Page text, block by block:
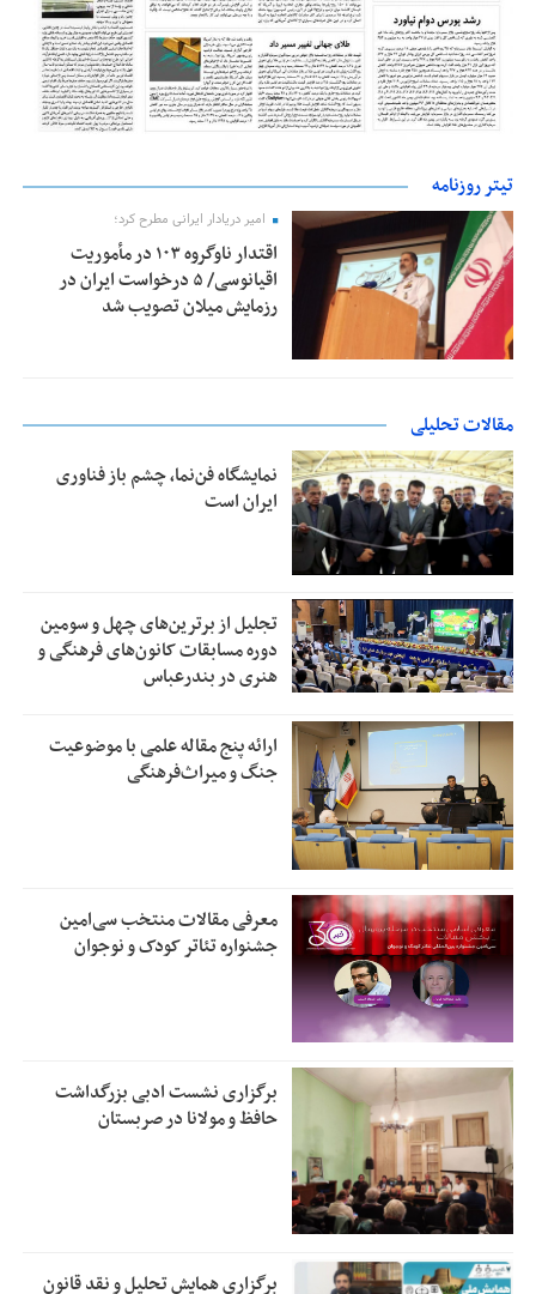
تیتر روزنامه
امیر دریادار ایرانی مطرح کرد؛
اقتدار ناوگروه ۱۰۳ در مأموریت‌
اقیانوسی/ ۵ درخواست ایران در
رزمایش میلان تصویب شد
مقالات تحلیلی
نمایشگاه فن‌نما، چشم باز فناوری
ایران است
تجلیل از بر‌ترین‌های چهل و سومین
دوره مسابقات کانون‌های فرهنگی و
هنری در بندرعباس
ارائه پنج مقاله علمی با موضوعیت
جنگ و میراث‌فرهنگی
معرفی مقالات منتخب سی‌امین
جشنواره تئاتر کودک و نوجوان
برگزاری نشست ادبی بزرگداشت
حافظ و مولانا در صربستان
برگزاری همایش تحلیل و نقد قانون